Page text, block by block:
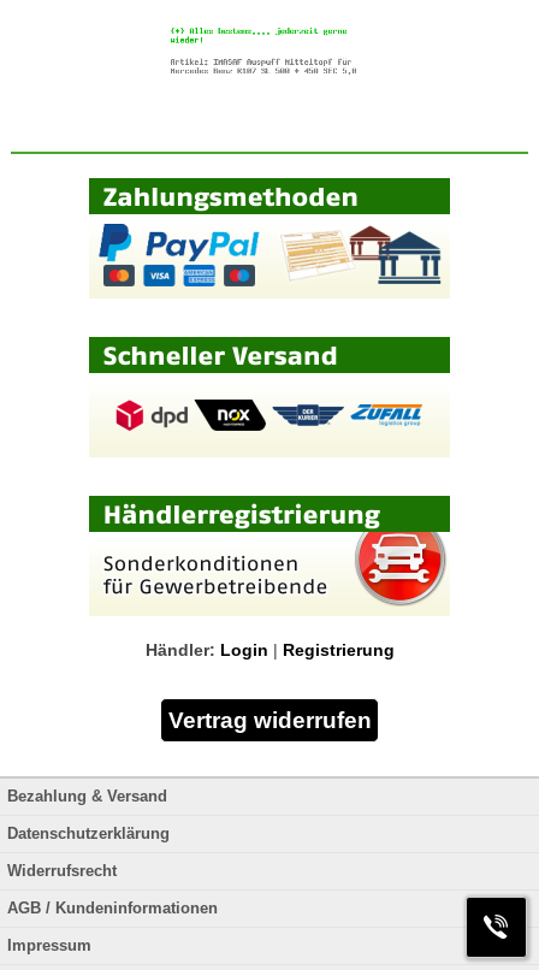
Händler: Login | Registrierung
Bezahlung & Versand
Datenschutzerklärung
Widerrufsrecht
AGB / Kundeninformationen
Impressum